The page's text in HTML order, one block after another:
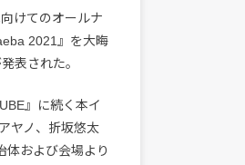
けてのオールナ
2021』を大晦
表された。
』に続く本イ
ヤノ、折坂悠太
体および会場より